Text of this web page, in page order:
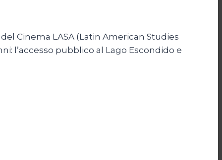
Cinema LASA (Latin American Studies
l’accesso pubblico al Lago Escondido e